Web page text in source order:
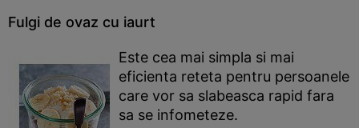
Fulgi de ovaz cu iaurt
Este cea mai simpla si mai
eficienta reteta pentru persoanele
care vor sa slabeasca rapid fara
sa se infometeze.